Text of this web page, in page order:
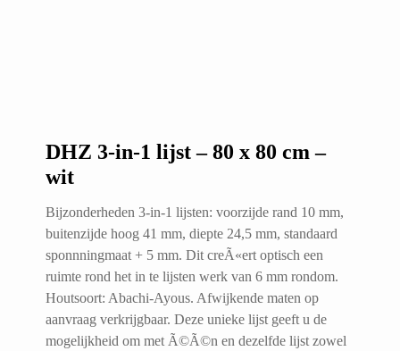
DHZ 3-in-1 lijst – 80 x 80 cm –
wit
Bijzonderheden 3-in-1 lijsten: voorzijde rand 10 mm,
buitenzijde hoog 41 mm, diepte 24,5 mm, standaard
sponnningmaat + 5 mm. Dit creÃ«ert optisch een
ruimte rond het in te lijsten werk van 6 mm rondom.
Houtsoort: Abachi-Ayous. Afwijkende maten op
aanvraag verkrijgbaar. Deze unieke lijst geeft u de
mogelijkheid om met Ã©Ã©n en dezelfde lijst zowel